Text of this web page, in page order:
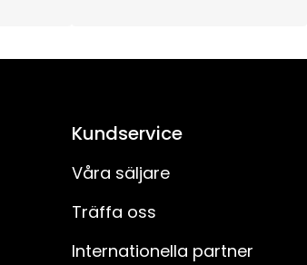
Kundservice
Våra säljare
Träffa oss
Internationella partner